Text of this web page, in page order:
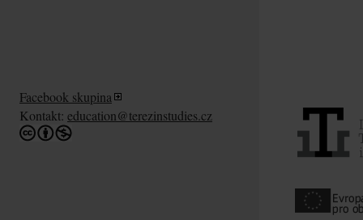
Facebook skupina
Kontakt: education@terezinstudies.cz